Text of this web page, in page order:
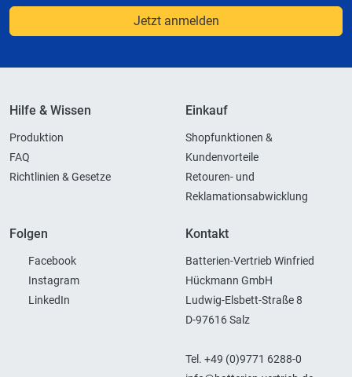
Jetzt anmelden
Hilfe & Wissen
Produktion
FAQ
Richtlinien & Gesetze
Einkauf
Shopfunktionen &
Kundenvorteile
Retouren- und
Reklamationsabwicklung
Folgen
Facebook
Instagram
LinkedIn
Kontakt
Batterien-Vertrieb Winfried
Hückmann GmbH
Ludwig-Elsbett-Straße 8
D-97616 Salz
Tel. +49 (0)9771 6288-0